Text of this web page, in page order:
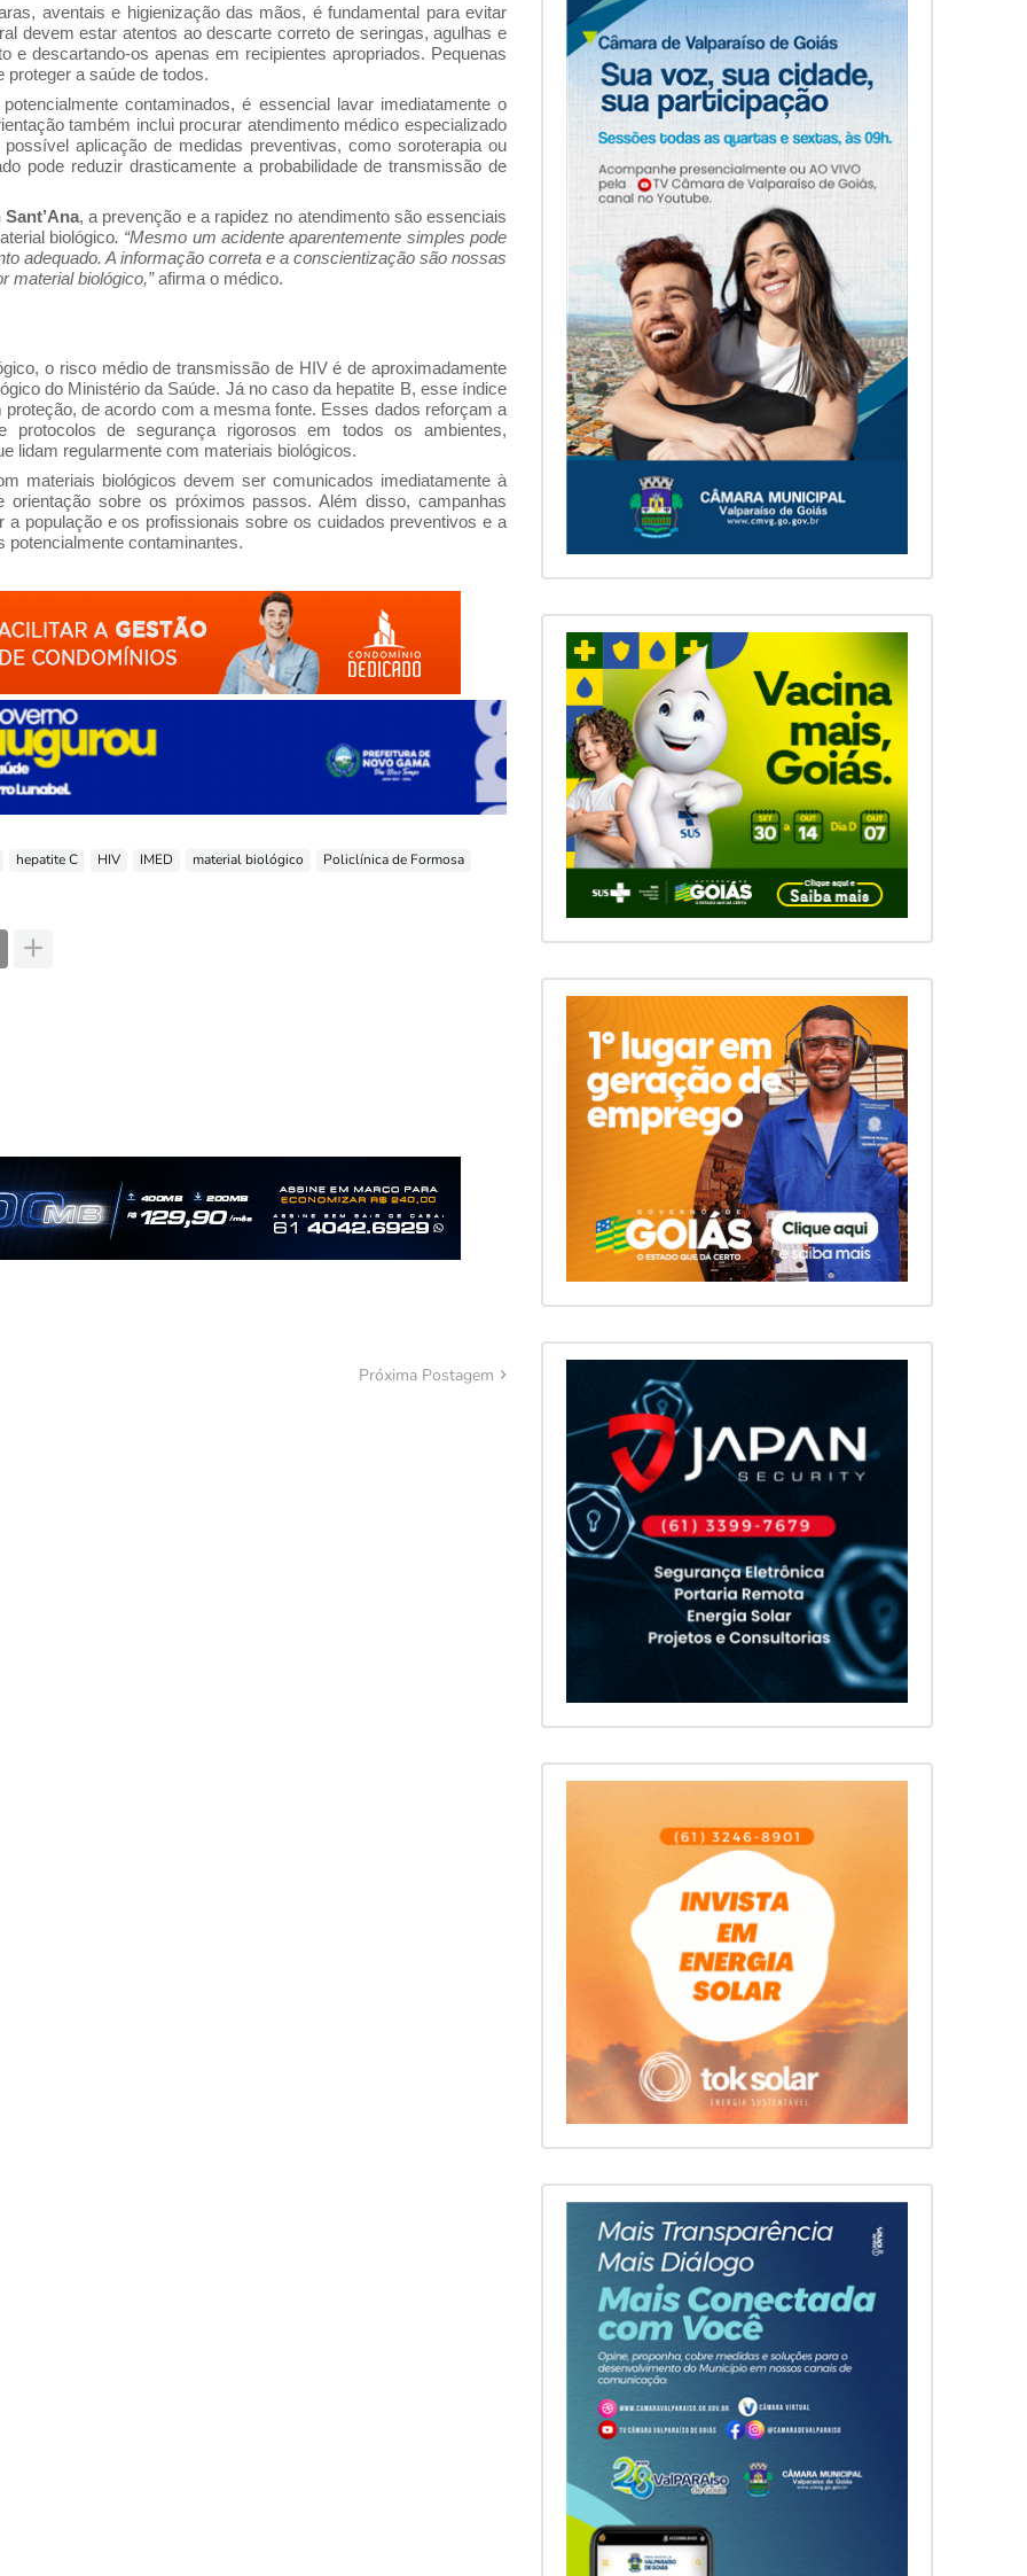
aventais e higienização das mãos, é fundamental para evitar
devem estar atentos ao descarte correto de seringas, agulhas e
e descartando-os apenas em recipientes apropriados. Pequenas
a saúde de todos.
contaminados, é essencial lavar imediatamente o
também inclui procurar atendimento médico especializado
aplicação de medidas preventivas, como soroterapia ou
pode reduzir drasticamente a probabilidade de transmissão de
, a prevenção e a rapidez no atendimento são essenciais
biológico. “Mesmo um acidente aparentemente simples pode
adequado. A informação correta e a conscientização são nossas
material biológico,”afirma o médico.
o risco médio de transmissão de HIV é de aproximadamente
do Ministério da Saúde. Já no caso da hepatite B, esse índice
de acordo com a mesma fonte. Esses dados reforçam a
protocolos de segurança rigorosos em todos os ambientes,
lidam regularmente com materiais biológicos.
materiais biológicos devem ser comunicados imediatamente à
sobre os próximos passos. Além disso, campanhas
população e os profissionais sobre os cuidados preventivos e a
potencialmente contaminantes.
hepatite C HIV IMED material biológico Policlínica de Formosa
Próxima Postagem